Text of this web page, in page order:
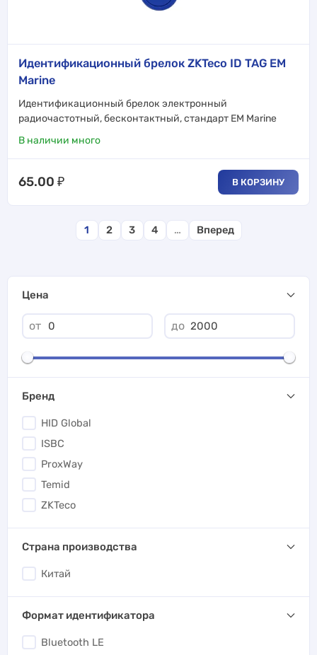
Идентификационный брелок ZKTeco ID TAG EM
Marine
Идентификационный брелок электронный
радиочастотный, бесконтактный, стандарт EM Marine
В наличии много
65.00 ₽ В КОРЗИНУ
1 2 3 4 … Вперед
Цена
от до
Бренд
HID Global
ISBC
ProxWay
Temid
ZKTeco
Страна производства
Китай
Формат идентификатора
Bluetooth LE